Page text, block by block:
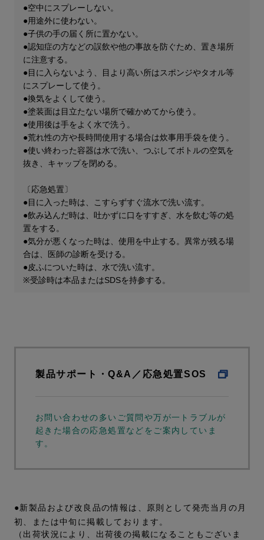
●空中にスプレーしない。
●用途外に使わない。
●子供の手の届く所に置かない。
●認知症の方などの誤飲や他の事故を防ぐため、置き場所
に注意する。
​●目に入らないよう、目より高い所はスポンジやタオル等
にスプレーして使う。
●換気をよくして使う。
●塗装面は目立たない場所で確かめてから使う。
●使用後は手をよく水で洗う。
●荒れ性の方や長時間使用する場合は炊事用手袋を使う。
●使い終わった容器は水で洗い、つぶしてボトルの空気を
抜き、キャップを閉める。​
〔応急処置〕
●目に入った時は、こすらずすぐ流水で洗い流す。
●飲み込んだ時は、吐かずに口をすすぎ、水を飲む等の処
置をする。
●気分が悪くなった時は、使用を中止する。異常が残る場
合は、医師の診断を受ける。
​●皮ふについた時は、水で洗い流す。
​※受診時は本品またはSDSを持参する。​
製品サポート・Q&A／応急処置SOS
お問い合わせの多いご質問や万が一トラブルが
起きた場合の応急処置などをご案内していま
す。
●新製品および改良品の情報は、原則として発売当月の月
初、または中旬に掲載しております。
（出荷状況により、出荷後の掲載になることもございま